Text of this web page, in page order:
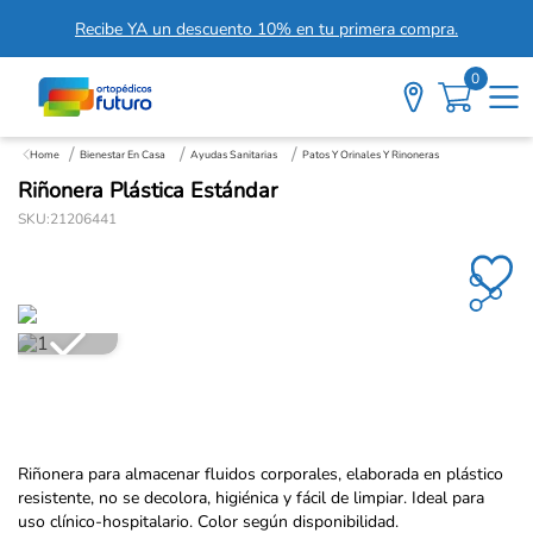
Recibe YA un descuento 10% en tu primera compra.
0
Bienestar En Casa Ayudas Sanitarias Patos Y Orinales Y Rinoneras
Riñonera Plástica Estándar
SKU:21206441
Riñonera para almacenar fluidos corporales, elaborada en plástico
resistente, no se decolora, higiénica y fácil de limpiar. Ideal para
uso clínico-hospitalario. Color según disponibilidad.